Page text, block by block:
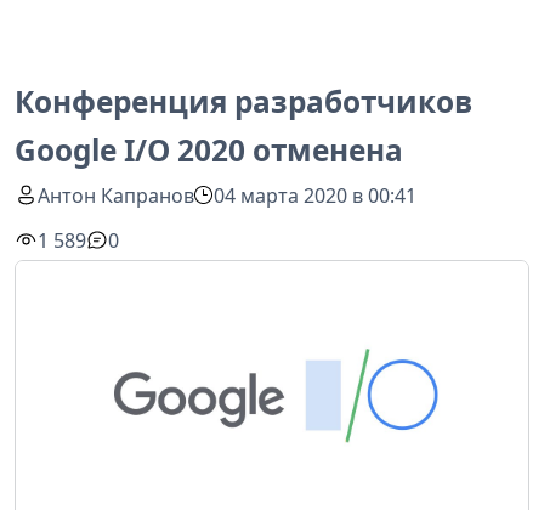
Конференция разработчиков
Google I/O 2020 отменена
Антон Капранов
04 марта 2020 в 00:41
1 589
0